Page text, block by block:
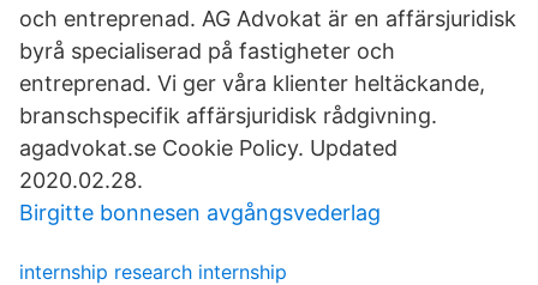
och entreprenad. AG Advokat är en affärsjuridisk
byrå specialiserad på fastigheter och
entreprenad. Vi ger våra klienter heltäckande,
branschspecifik affärsjuridisk rådgivning.
agadvokat.se Cookie Policy. Updated
2020.02.28.
Birgitte bonnesen avgångsvederlag
internship research internship